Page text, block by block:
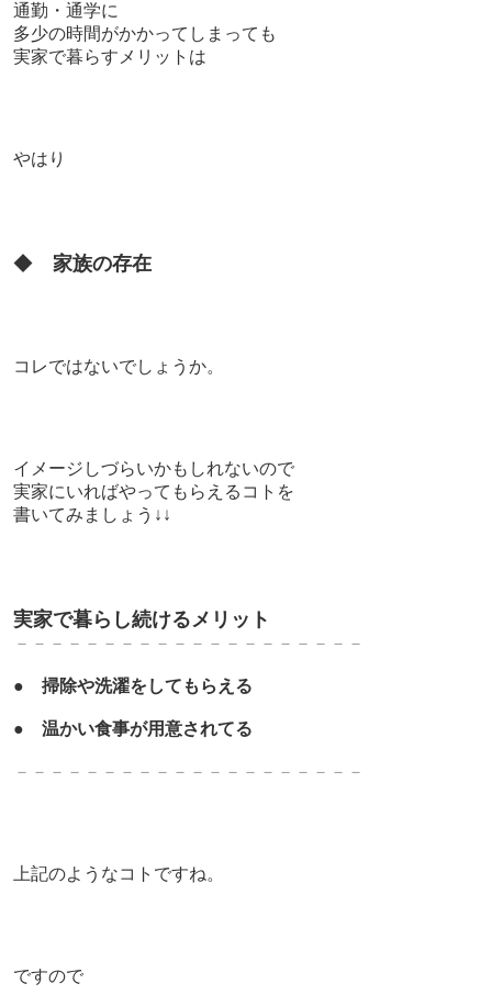
通勤・通学に
多少の時間がかかってしまっても
実家で暮らすメリットは
やはり
◆ 家族の存在
コレではないでしょうか。
イメージしづらいかもしれないので
実家にいればやってもらえるコトを
書いてみましょう↓↓
実家で暮らし続けるメリット
－－－－－－－－－－－－－－－－－－－－
● 掃除や洗濯をしてもらえる
● 温かい食事が用意されてる
－－－－－－－－－－－－－－－－－－－－
上記のようなコトですね。
ですので